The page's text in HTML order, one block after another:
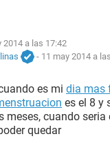
2014 a las 17:42
- 11 may 2014 a
es mi dia mas
es el 8 y
meses, cuando seria
quedar